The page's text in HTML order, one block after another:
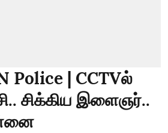
Police | CCTVல்
சிக்கிய இளைஞர்..